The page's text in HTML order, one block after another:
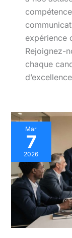
expérience
Rejoignez-
chaque
Mar
7
2026
Analyse
des
statistiques
de
recrutement